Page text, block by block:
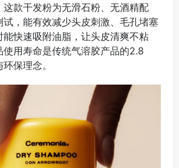
这款干发粉为无滑石粉、无酒精配
，能有效减少头皮刺激、毛孔堵塞
快速吸附油脂，让头皮清爽不粘
使用寿命是传统气溶胶产品的2.8
保理念。